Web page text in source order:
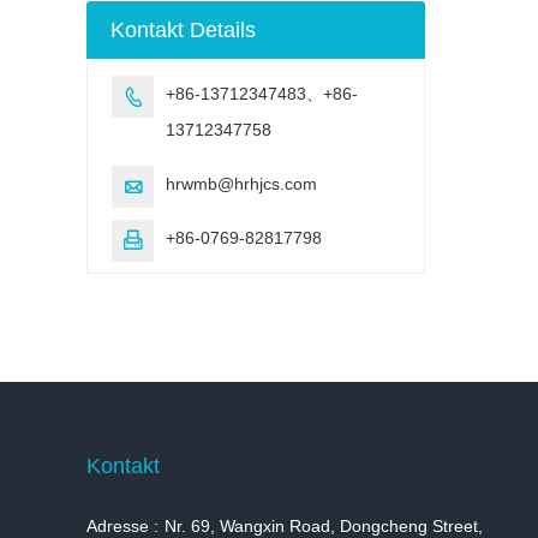
Bewitterung
Testmaschine
Kontakt Details

+86-13712347483、+86-
13712347758
 hrwmb@hrhjcs.com
 +86-0769-82817798
Kontakt
Adresse : Nr. 69, Wangxin Road, Dongcheng Street,